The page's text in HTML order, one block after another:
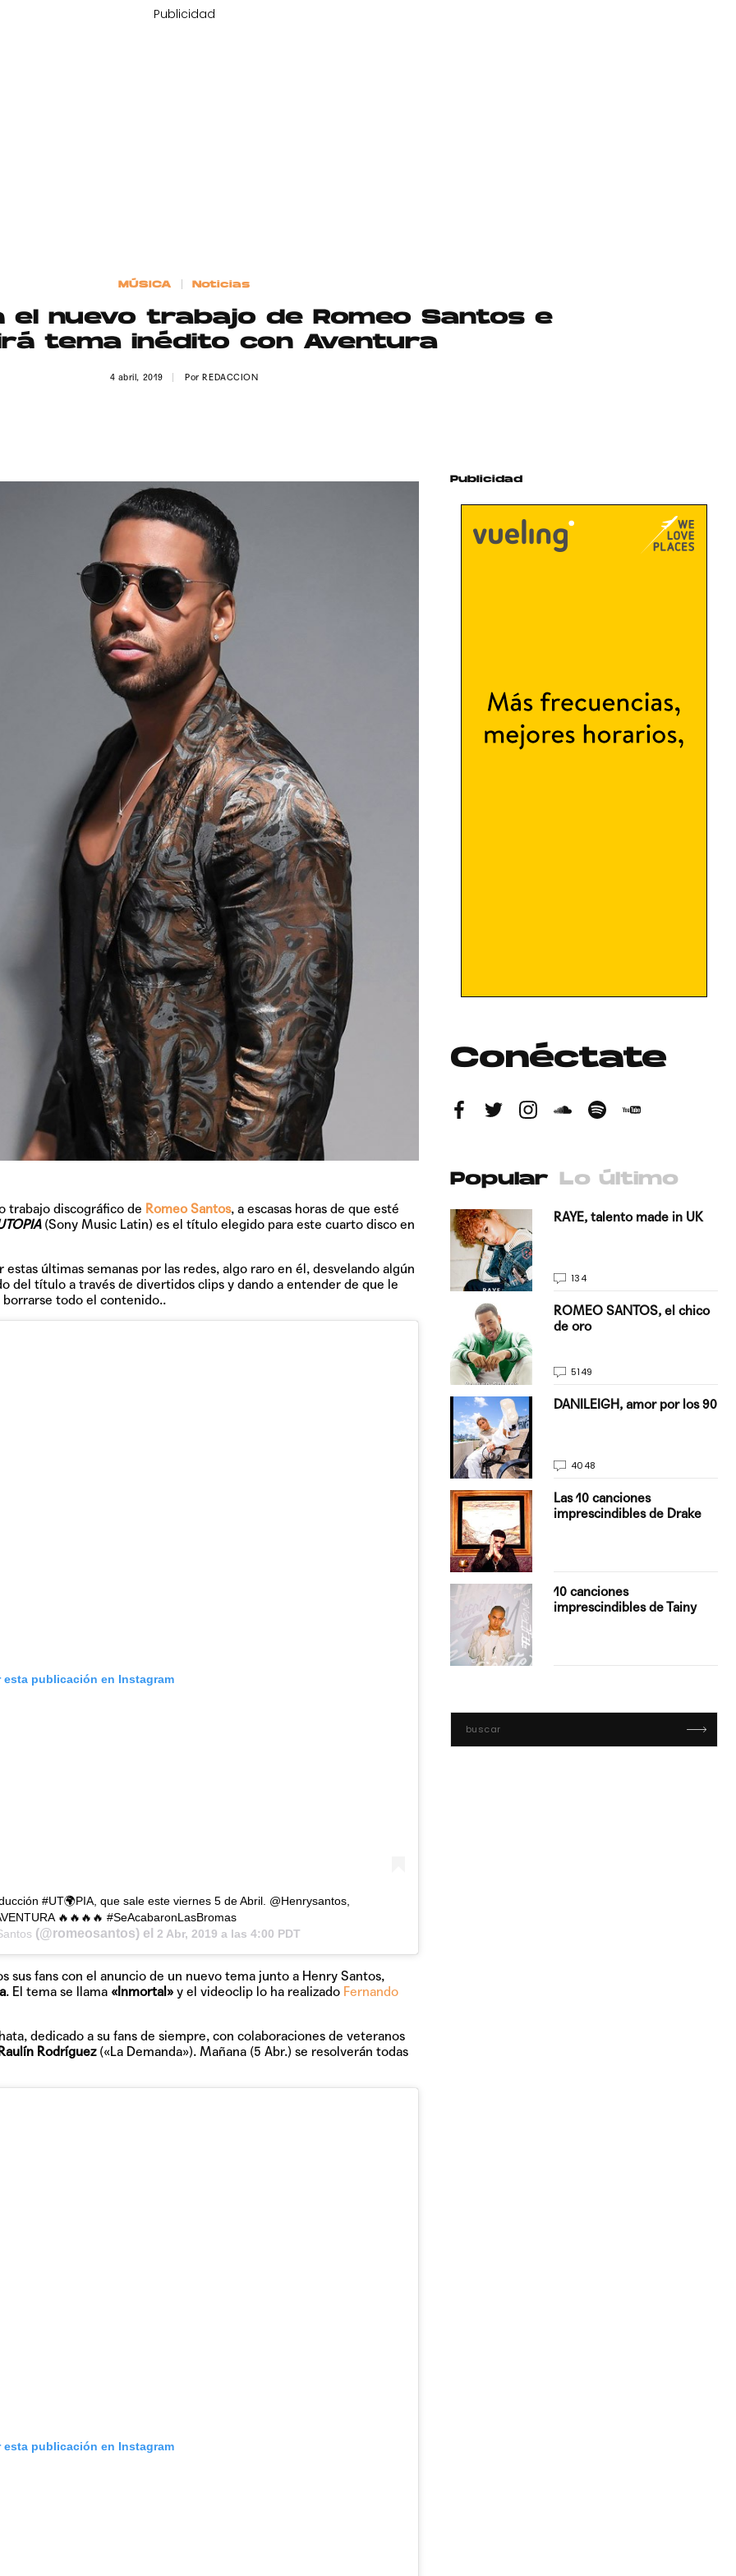
Publicidad
MÚSICA Noticias
el nuevo trabajo de Romeo Santos e
tema inédito con Aventura
4 abril, 2019 PorREDACCION
trabajo discográfico de Romeo Santos, a escasas horas de que esté
(Sony Music Latin) es el título elegido para este cuarto disco en
estas últimas semanas por las redes, algo raro en él, desvelando algún
del título a través de divertidos clips y dando a entender de que le
borrarse todo el contenido..
esta publicación en Instagram
#UT🌍PIA, que sale este viernes 5 de Abril. @Henrysantos,
🔥🔥🔥🔥 #SeAcabaronLasBromas
(@romeosantos) el 2 Abr, 2019 a las 4:00 PDT
sus fans con el anuncio de un nuevo tema junto a Henry Santos,
. El tema se llama «Inmortal»y el videoclip lo ha realizado Fernando
dedicado a su fans de siempre, con colaboraciones de veteranos
Rodríguez(«La Demanda»). Mañana (5 Abr.) se resolverán todas
esta publicación en Instagram
Publicidad
Conéctate
Popular Lo último
TAINY, adelantado a su
tiempo
RAYE, talento made in UK
134
ROMEO SANTOS, el chico
de oro
5149
DANILEIGH, amor por los 90
4048
Las 10 canciones
imprescindibles de Drake
10 canciones
imprescindibles de Tainy